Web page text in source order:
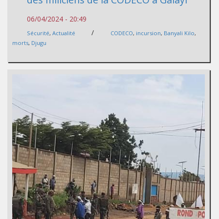
06/04/2024 - 20:49
Sécurité, Actualité / CODECO, incursion, Banyali Kilo,
morts, Djugu